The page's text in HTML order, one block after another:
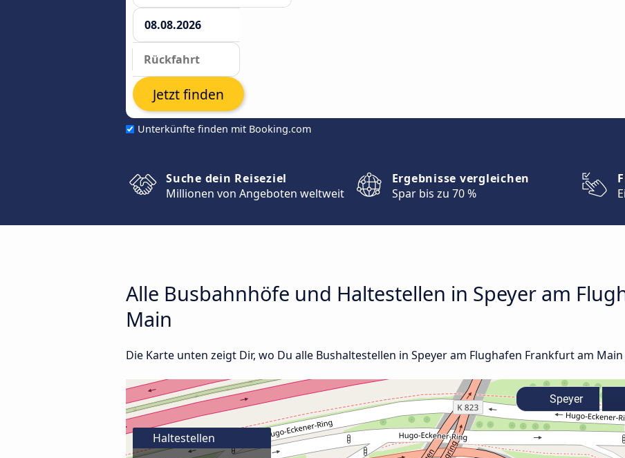
Unterkünfte finden mit Booking.com
Jetzt finden
Suche dein Reiseziel
Millionen von Angeboten weltweit
Ergebnisse vergleichen
Spar bis zu 70 %
Alle Busbahnhöfe und Haltestellen in Speyer am
Main
Die Karte unten zeigt Dir, wo Du alle Bushaltestellen in Speyer am Flughafen Frankfurt am
Haltestellen
Speyer